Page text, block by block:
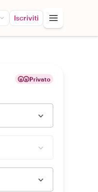
Iscriviti
Privato